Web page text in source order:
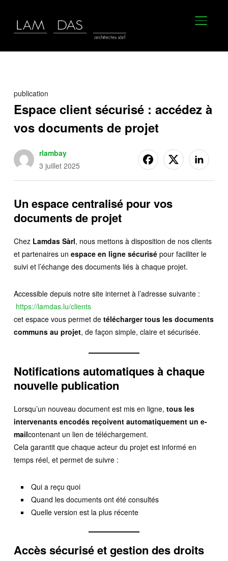
publication
Espace client sécurisé : accédez à
vos documents de projet
rlambay
3 juillet 2025
Un espace centralisé pour vos
documents de projet
Chez Lamdas Sàrl, nous mettons à disposition de nos clients
et partenaires un espace en ligne sécurisépour faciliter le
suivi et l’échange des documents liés à chaque projet.
Accessible depuis notre site internet à l’adresse suivante :
https://lamdas.lu/clients
cet espace vous permet de télécharger tous les documents
communs au projet, de façon simple, claire et sécurisée.
Notifications automatiques à chaque
nouvelle publication
Lorsqu’un nouveau document est mis en ligne, tous les
intervenants encodés reçoivent automatiquement un e-
mailcontenant un lien de téléchargement.
Cela garantit que chaque acteur du projet est informé en
temps réel, et permet de suivre :
Qui a reçu quoi
Quand les documents ont été consultés
Quelle version est la plus récente
Accès sécurisé et gestion des droits